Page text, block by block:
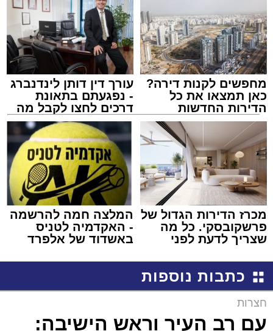
מחפשים לקנות דירה?
כאן תמצאו את כל
הדירות החדשות
למכירה באשדוד >>>
עורך דין דותן לינדנברג
- נפגעתם בתאונת
דרכים לחצו לקבל מה
שמגיע לכם
מכרז הדירות הגדול של
פרשקובסקי. כל מה
שצריך לדעת לפני
באשדוד
המלצה חמה להרשמה
- האקדמיה לטניס
באשדוד של אלפרד
כתבות נוספות
חצרות
עם רב העיר וראש הישיבה: